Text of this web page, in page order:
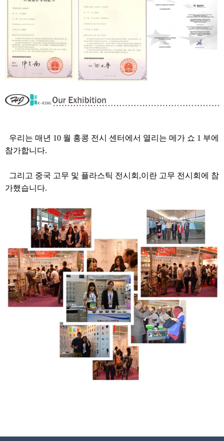
우리는 매년 10 월 홍콩 전시 센터에서 열리는 메가 쇼 1 부에
참가합니다.
그리고 중국 고무 및 플라스틱 전시회,이란 고무 전시회에 참
가했습니다.